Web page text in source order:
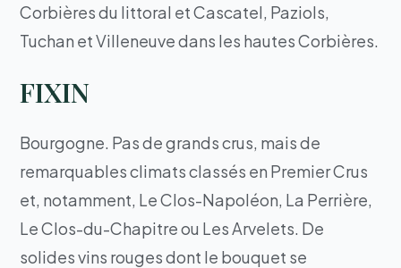
Corbières du littoral et Cascatel, Paziols,
Tuchan et Villeneuve dans les hautes Corbières.
FIXIN
Bourgogne. Pas de grands crus, mais de
remarquables climats classés en Premier Crus
et, notamment, Le Clos-Napoléon, La Perrière,
Le Clos-du-Chapitre ou Les Arvelets. De
solides vins rouges dont le bouquet se